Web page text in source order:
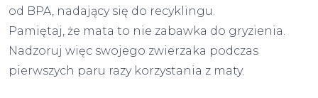
od BPA, nadający się do recyklingu.
Pamiętaj, że mata to nie zabawka do gryzienia.
Nadzoruj więc swojego zwierzaka podczas
pierwszych paru razy korzystania z maty.